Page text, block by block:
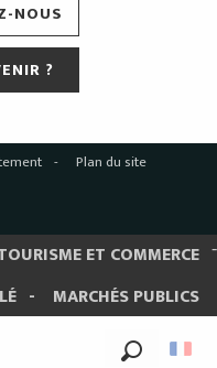
NOUS
?
Plan du site
ET COMMERCE
MARCHÉS PUBLICS